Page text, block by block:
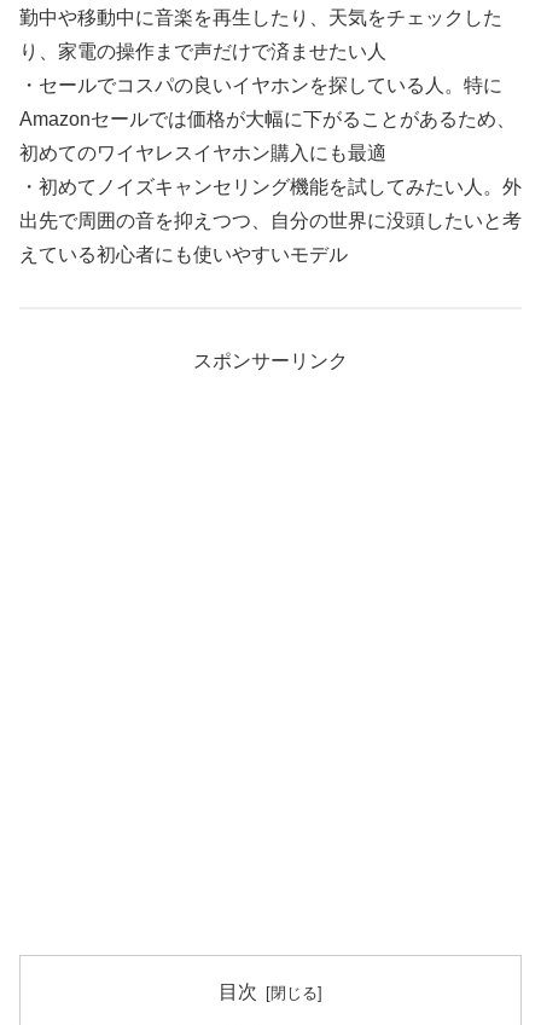
勤中や移動中に音楽を再生したり、天気をチェックした
り、家電の操作まで声だけで済ませたい人
・セールでコスパの良いイヤホンを探している人。特に
Amazonセールでは価格が大幅に下がることがあるため、
初めてのワイヤレスイヤホン購入にも最適
・初めてノイズキャンセリング機能を試してみたい人。外
出先で周囲の音を抑えつつ、自分の世界に没頭したいと考
えている初心者にも使いやすいモデル
スポンサーリンク
目次